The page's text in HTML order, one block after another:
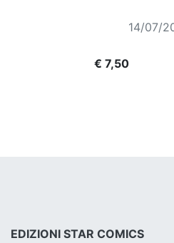
14/07/
€ 7,50
EDIZIONI STAR COMICS